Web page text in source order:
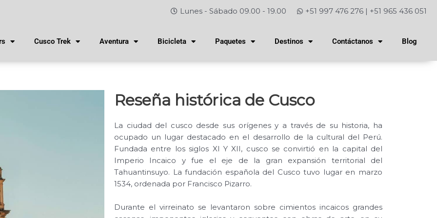
Lunes - Sábado 09.00 - 19.00 +51 997 476 276 | +51 965 436 051
Cusco Trek Aventura Bicicleta Paquetes Destinos Contáctanos Blog
Reseña histórica de Cusco
La ciudad del cusco desde sus orígenes y a través de su historia, ha
ocupado un lugar destacado en el desarrollo de la cultural del Perú.
Fundada entre los siglos XI Y XII, cusco se convirtió en la capital del
Imperio Incaico y fue el eje de la gran expansión territorial del
Tahuantinsuyo. La fundación española del Cusco tuvo lugar en marzo
1534, ordenada por Francisco Pizarro.
Durante el virreinato se levantaron sobre cimientos incaicos grandes